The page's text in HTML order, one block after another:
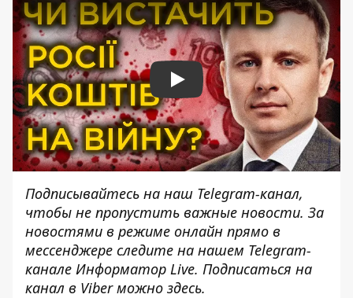
Play
Подписывайтесь на наш Telegram-канал,
чтобы не пропустить важные новости. За
новостями в режиме онлайн прямо в
мессенджере следите на нашем Telegram-
канале Информатор Live. Подписаться на
канал в Viber можно здесь.